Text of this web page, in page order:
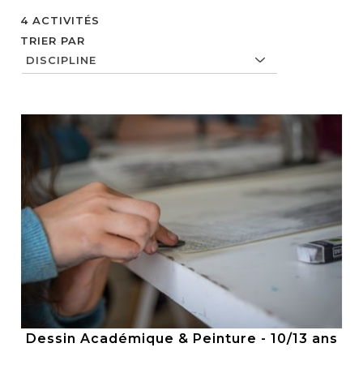
4 ACTIVITÉS
TRIER PAR
Dessin Académique & Peinture - 10/13 ans